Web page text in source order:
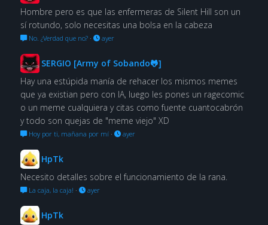
Hombre pero es que las enfermeras de Silent Hill son un
sí rotundo, solo necesitas una bolsa en la cabeza
No. ¿Verdad que no?· ayer
SERGIO [Army of Sobando🐸]
Hay una estúpida manía de rehacer los mismos memes
que ya existian pero con IA, luego les pones un ragecomic
o un meme cualquiera y citas como fuente cuantocabrón
y todo son quejas de "meme viejo" XD
Hoy por ti, mañana por mí· ayer
HpTk
Necesito detalles sobre el funcionamiento de la rana.
La caja, la caja! · ayer
HpTk